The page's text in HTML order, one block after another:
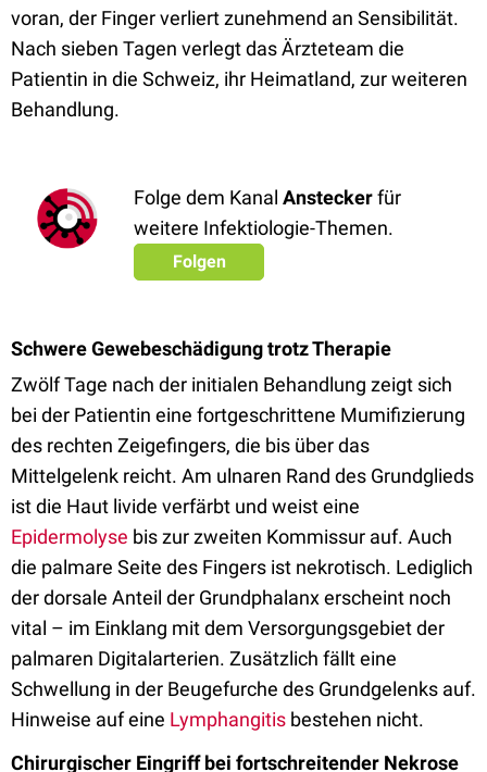
voran, der Finger verliert zunehmend an Sensibilität.
Nach sieben Tagen verlegt das Ärzteteam die
Patientin in die Schweiz, ihr Heimatland, zur weiteren
Behandlung.
Folge dem Kanal Ansteckerfür
weitere Infektiologie-Themen.
Folgen
Schwere Gewebeschädigung trotz Therapie
Zwölf Tage nach der initialen Behandlung zeigt sich
bei der Patientin eine fortgeschrittene Mumifizierung
des rechten Zeigefingers, die bis über das
Mittelgelenk reicht. Am ulnaren Rand des Grundglieds
ist die Haut livide verfärbt und weist eine
Epidermolyse bis zur zweiten Kommissur auf. Auch
die palmare Seite des Fingers ist nekrotisch. Lediglich
der dorsale Anteil der Grundphalanx erscheint noch
vital – im Einklang mit dem Versorgungsgebiet der
palmaren Digitalarterien. Zusätzlich fällt eine
Schwellung in der Beugefurche des Grundgelenks auf.
Hinweise auf eine Lymphangitis bestehen nicht.
Chirurgischer Eingriff bei fortschreitender Nekrose